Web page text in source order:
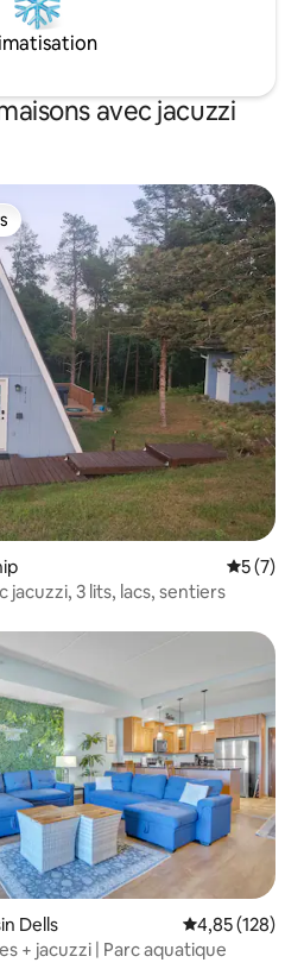
avec jacuzzi
5 (7)
3 lits, lacs, sentiers
Dells Évaluation
4,85 (128)
+ jacuzzi | Parc aquatique